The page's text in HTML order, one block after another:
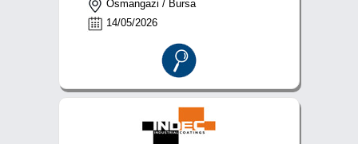
Osmangazi / Bursa
14/05/2026